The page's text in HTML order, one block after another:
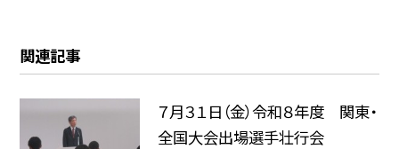
関連記事
７月３１日（金）令和８年度 関東・
全国大会出場選手壮行会